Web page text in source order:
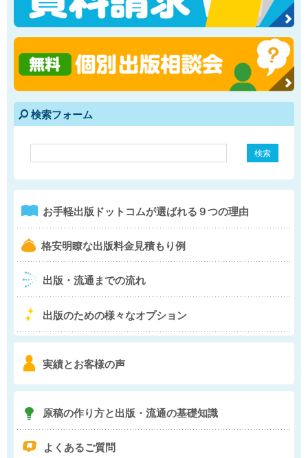
e 検索フォーム
1 お手軽出版ドットコムが選ばれる９つの理由
b 格安明瞭な出版料金見積もり例
4 出版・流通までの流れ
5 出版のための様々なオプション
6 実績とお客様の声
7 原稿の作り方と出版・流通の基礎知識
q よくあるご質問